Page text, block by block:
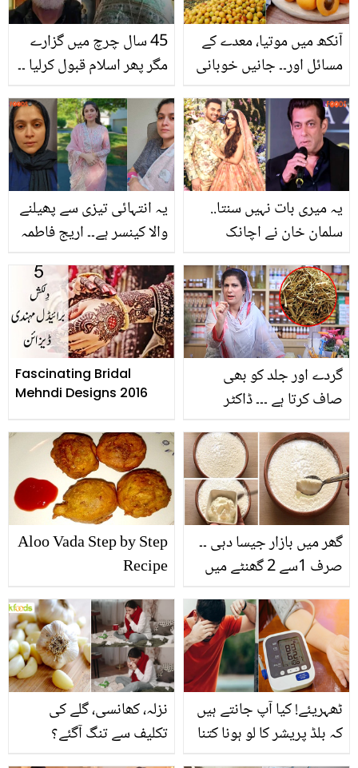
45 سال چرچ میں گزارے
مگر پھر اسلام قبول کرلیا ۔۔
کے بعد اپنا مسلم نام کیا
رکھا؟
آنکھ میں موتیا، معدے کے
مسائل اور۔۔ جانیں خوبانی
فائدے جو آپ کو ہسپتال
جانے سے بچائیں
یہ انتہائی تیزی سے پھیلنے
والا کینسر ہے۔۔ اریج فاطمہ
ہوگیا؟ اپنی درد بھری
ویڈیو شئیر کر دی
یہ میری بات نہیں سنتا..
سلمان خان نے اچانک
بھائی ارباز کو کیا کہا؟
Fascinating Bridal
Mehndi Designs 2016
گردے اور جلد کو بھی
صاف کرتا ہے ۔۔۔ ڈاکٹر
کو استعمال کرنے کا صحیح
طریقہ اور اس کے لاتعداد
فوائد
Aloo Vada Step by Step
Recipe
گھر میں بازار جیسا دہی ۔۔
صرف 1سے 2 گھنٹے میں
جانیں جو کوئی نہیں بتاتا
نزلہ، کھانسی، گلے کی
تکلیف سے تنگ آگئے؟
ٹھہریئے! کیا آپ جانتے ہیں
کہ بلڈ پریشر کا لو ہونا کتنا